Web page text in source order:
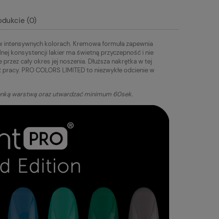
(0)
intensywnych kolorach. Kremowa formuła zapewnia
konsystencji lakier ma świetną przyczepność i nie
cały okres jej noszenia. Dłuższa nakrętka w tej
PRO COLORS LIMITED to niezwykłe odcienie w
warstwą oraz utwardzać minimum 60sek.